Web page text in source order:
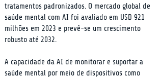
tratamentos padronizados. O mercado global de
saúde mental com AI foi avaliado em USD 921
milhões em 2023 e prevê-se um crescimento
robusto até 2032.
A capacidade da AI de monitorar e suportar a
saúde mental por meio de dispositivos como